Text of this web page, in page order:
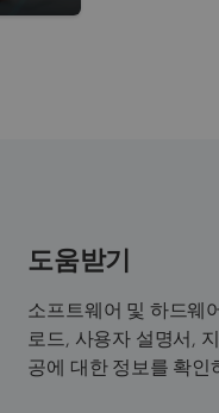
도움받기
소프트웨어 및 하드웨
로드, 사용자 설명서,
공에 대한 정보를 확인